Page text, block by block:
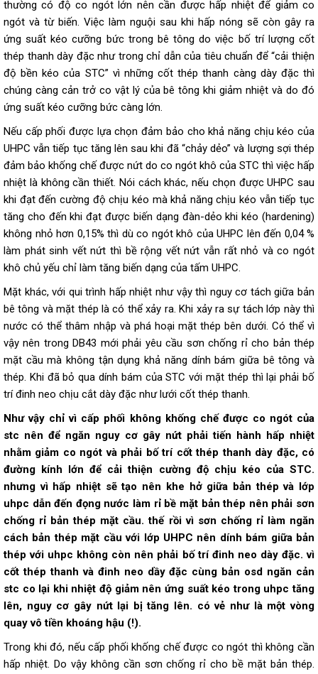
thường có độ co ngót lớn nên cần được hấp nhiệt để giảm co
ngót và từ biến. Việc làm nguội sau khi hấp nóng sẽ còn gây ra
ứng suất kéo cưỡng bức trong bê tông do việc bố trí lượng cốt
thép thanh dày đặc như trong chỉ dẫn của tiêu chuẩn để “cải thiện
độ bền kéo của STC” vì những cốt thép thanh càng dày đặc thì
chúng càng cản trở co vật lý của bê tông khi giảm nhiệt và do đó
ứng suất kéo cưỡng bức càng lớn.
Nếu cấp phối được lựa chọn đảm bảo cho khả năng chịu kéo của
UHPC vẫn tiếp tục tăng lên sau khi đã “chảy dẻo” và lượng sợi thép
đảm bảo khống chế được nứt do co ngót khô của STC thì việc hấp
nhiệt là không cần thiết. Nói cách khác, nếu chọn được UHPC sau
khi đạt đến cường độ chịu kéo mà khả năng chịu kéo vẫn tiếp tục
tăng cho đến khi đạt được biến dạng đàn-dẻo khi kéo (hardening)
không nhỏ hơn 0,15% thì dù co ngót khô của UHPC lên đến 0,04 %
làm phát sinh vết nứt thì bề rộng vết nứt vẫn rất nhỏ và co ngót
khô chủ yếu chỉ làm tăng biến dạng của tấm UHPC.
Mặt khác, với qui trình hấp nhiệt như vậy thì nguy cơ tách giữa bản
bê tông và mặt thép là có thể xảy ra. Khi xảy ra sự tách lớp này thì
nước có thể thâm nhập và phá hoại mặt thép bên dưới. Có thể vì
vậy nên trong DB43 mới phải yêu cầu sơn chống rỉ cho bản thép
mặt cầu mà không tận dụng khả năng dính bám giữa bê tông và
thép. Khi đã bỏ qua dính bám của STC với mặt thép thì lại phải bố
trí đinh neo chịu cắt dày đặc như lưới cốt thép thanh.
Như vậy chỉ vì cấp phối không khống chế được co ngót của
stc nên để ngăn nguy cơ gây nứt phải tiến hành hấp nhiệt
nhằm giảm co ngót và phải bố trí cốt thép thanh dày đặc, có
đường kính lớn để cải thiện cường độ chịu kéo của STC.
nhưng vì hấp nhiệt sẽ tạo nên khe hở giữa bản thép và lớp
uhpc dẫn đến đọng nước làm rỉ bề mặt bản thép nên phải sơn
chống rỉ bản thép mặt cầu. thế rồi vì sơn chống rỉ làm ngăn
cách bản thép mặt cầu với lớp UHPC nên dính bám giữa bản
thép với uhpc không còn nên phải bố trí đinh neo dày đặc. vì
cốt thép thanh và đinh neo dầy đặc cùng bản osd ngăn cản
stc co lại khi nhiệt độ giảm nên ứng suất kéo trong uhpc tăng
lên, nguy cơ gây nứt lại bị tăng lên. có vẻ như là một vòng
quay vô tiền khoáng hậu (!).
Trong khi đó, nếu cấp phối khống chế được co ngót thì không cần
hấp nhiệt. Do vậy không cần sơn chống rỉ cho bề mặt bản thép.